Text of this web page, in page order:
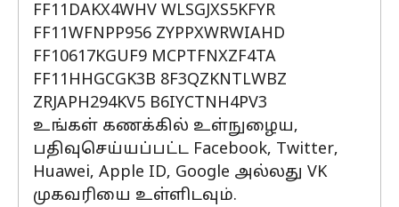
FF11DAKX4WHV WLSGJXS5KFYR
FF11WFNPP956 ZYPPXWRWIAHD
FF10617KGUF9 MCPTFNXZF4TA
FF11HHGCGK3B 8F3QZKNTLWBZ
ZRJAPH294KV5 B6IYCTNH4PV3
உங்கள் கணக்கில் உள்நுழைய,
பதிவுசெய்யப்பட்ட Facebook, Twitter,
Huawei, Apple ID, Google அல்லது VK
முகவரியை உள்ளிடவும்.